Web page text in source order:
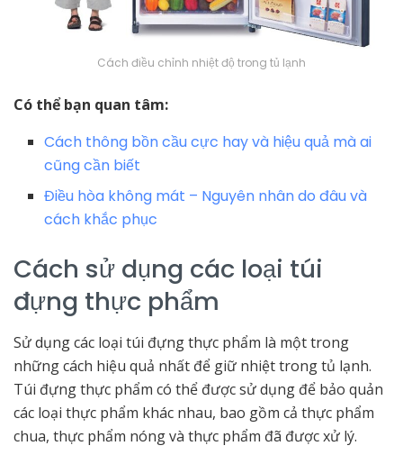
Cách điều chỉnh nhiệt độ trong tủ lạnh
Có thể bạn quan tâm:
Cách thông bồn cầu cực hay và hiệu quả mà ai
cũng cần biết
Điều hòa không mát – Nguyên nhân do đâu và
cách khắc phục
Cách sử dụng các loại túi
đựng thực phẩm
Sử dụng các loại túi đựng thực phẩm là một trong
những cách hiệu quả nhất để giữ nhiệt trong tủ lạnh.
Túi đựng thực phẩm có thể được sử dụng để bảo quản
các loại thực phẩm khác nhau, bao gồm cả thực phẩm
chua, thực phẩm nóng và thực phẩm đã được xử lý.